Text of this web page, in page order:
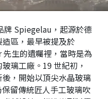
牌 Spiegelau，起源於德
區，最早被提及於
生的遺囑裡，當時是為
璃工廠。19 世紀初，
，開始以頂尖水晶玻璃
留傳統匠人手工玻璃吹